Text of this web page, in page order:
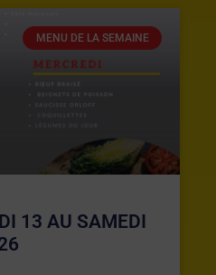
MENU DE LA SEMAINE
13 AU SAMEDI